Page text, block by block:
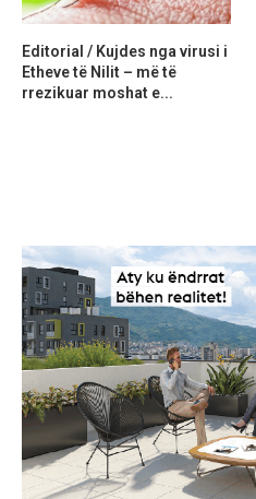
Editorial / Kujdes nga virusi i
Etheve të Nilit – më të
rrezikuar moshat e...